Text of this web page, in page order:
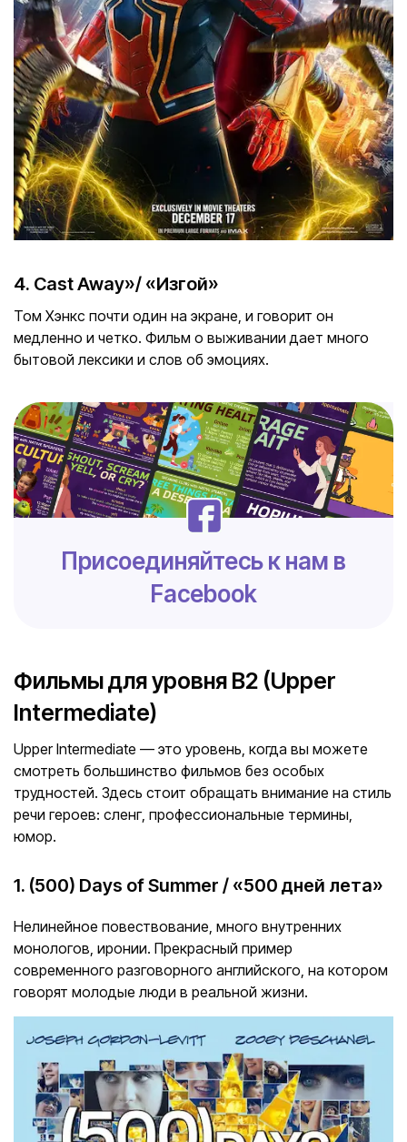
4. Cast Away»/ «Изгой»
Том Хэнкс почти один на экране, и говорит он
медленно и четко. Фильм о выживании дает много
бытовой лексики и слов об эмоциях.
Присоединяйтесь к нам в
Facebook
Фильмы для уровня B2 (Upper
Intermediate)
Upper Intermediate — это уровень, когда вы можете
смотреть большинство фильмов без особых
трудностей. Здесь стоит обращать внимание на стиль
речи героев: сленг, профессиональные термины,
юмор.
1. (500) Days of Summer / «500 дней лета»
Нелинейное повествование, много внутренних
монологов, иронии. Прекрасный пример
современного разговорного английского, на котором
говорят молодые люди в реальной жизни.